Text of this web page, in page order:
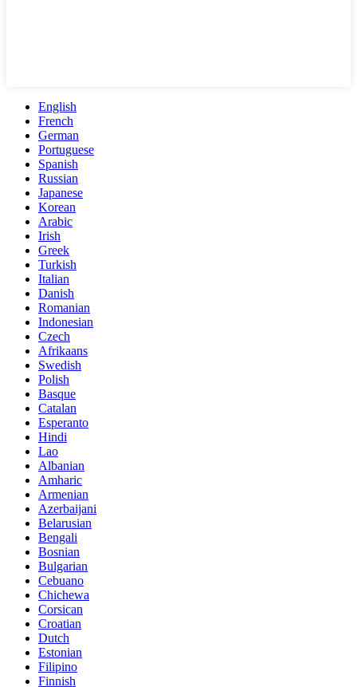
English
French
German
Portuguese
Spanish
Russian
Japanese
Korean
Arabic
Irish
Greek
Turkish
Italian
Danish
Romanian
Indonesian
Czech
Afrikaans
Swedish
Polish
Basque
Catalan
Esperanto
Hindi
Lao
Albanian
Amharic
Armenian
Azerbaijani
Belarusian
Bengali
Bosnian
Bulgarian
Cebuano
Chichewa
Corsican
Croatian
Dutch
Estonian
Filipino
Finnish